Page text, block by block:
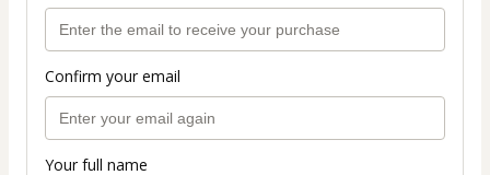
Confirm your email
Your full name